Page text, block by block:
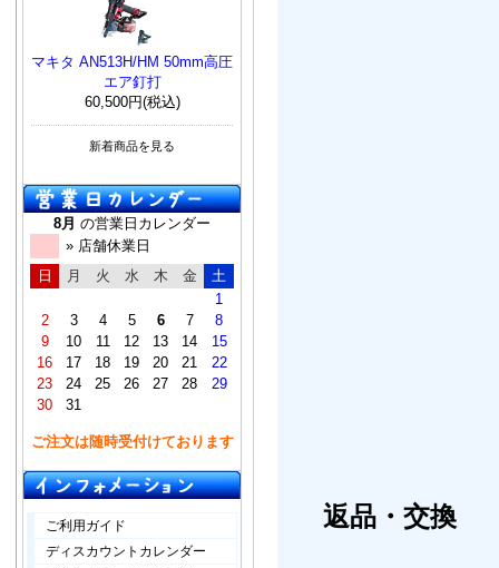
マキタ AN513H/HM 50mm高圧
エア釘打
60,500円(税込)
新着商品を見る
8月 の営業日カレンダー
» 店舗休業日
日
月 火 水 木 金
土
1
2
3 4 5 6 7
8
9
10 11 12 13 14
15
16
17 18 19 20 21
22
23
24 25 26 27 28
29
30
31
ご注文は随時受付けております
ご利用ガイド
ディスカウントカレンダー
返品・交換